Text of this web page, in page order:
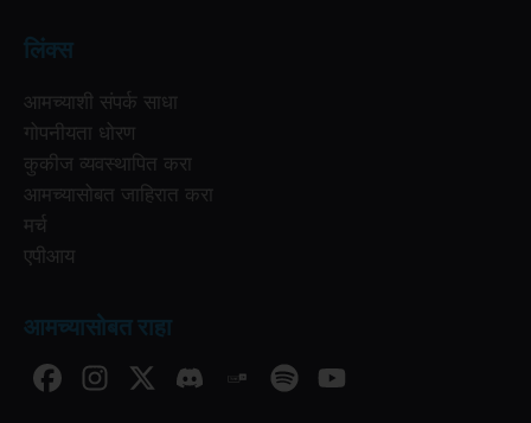
लिंक्स
आमच्याशी संपर्क साधा
गोपनीयता धोरण
कुकीज व्यवस्थापित करा
आमच्यासोबत जाहिरात करा
मर्च
एपीआय
आमच्यासोबत राहा